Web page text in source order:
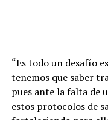
“Es todo un desafío
tenemos que saber
pues ante la falta de
estos protocolos de